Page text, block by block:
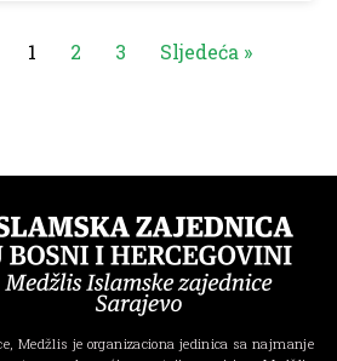
1 2 3 Sljedeća »
Medžlis je organizaciona jedinica sa najmanje